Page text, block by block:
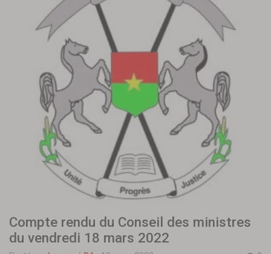
Compte rendu du Conseil des ministres
du vendredi 18 mars 2022